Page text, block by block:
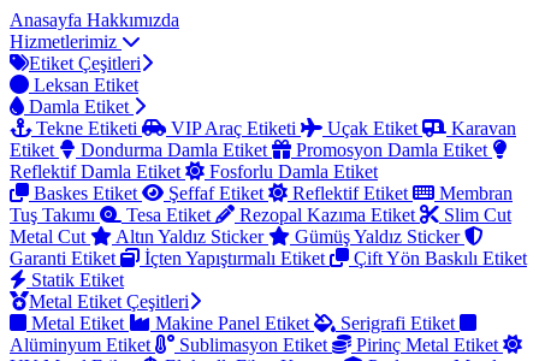
Anasayfa Hakkımızda
Hizmetlerimiz
Etiket Çeşitleri
Leksan Etiket
Damla Etiket
Tekne Etiketi
VIP Araç Etiketi Uçak Etiket
Karavan
Etiket
Dondurma Damla Etiket
Promosyon Damla Etiket
Reflektif Damla Etiket
Fosforlu Damla Etiket
Baskes Etiket
Şeffaf Etiket Reflektif Etiket
Membran
Tuş Takımı
Tesa Etiket Rezopal Kazıma Etiket
Slim Cut
Metal Cut
Altın Yaldız Sticker
Gümüş Yaldız Sticker
Garanti Etiket
İçten Yapıştırmalı Etiket
Çift Yön Baskılı Etiket
Statik Etiket
Metal Etiket Çeşitleri
Metal Etiket
Makine Panel Etiket
Serigrafi Etiket
Alüminyum Etiket
Sublimasyon Etiket
Pirinç Metal Etiket